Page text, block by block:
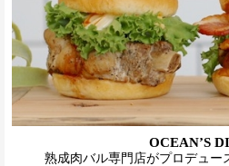
OCEAN’S
熟成肉バル専門店がプロデュー